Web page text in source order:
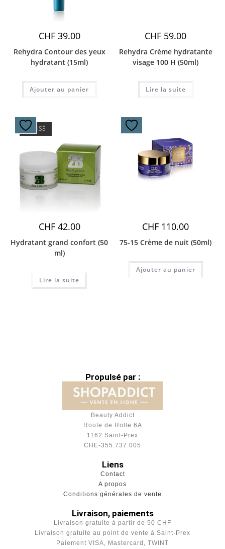
CHF39.00
Rehydra Contour des yeux
hydratant (15ml)
Ajouter au panier
CHF 59.00
Rehydra Crème hydratante
visage 100 H (50ml)
Lire la suite
ÉPUISÉ
CHF42.00
Hydratant grand confort (50
ml)
Lire la suite
CHF 110.00
75-15 Crème de nuit (50ml)
Ajouter au panier
Propulsé par :
Beauty Addict
Route de Rolle 6A
1162 Saint-Prex
CHE-355.737.005
Liens
Contact
A propos
Conditions générales de vente
Livraison, paiements
Livraison gratuite à partir de 50 CHF
Livraison gratuite au point de vente à Saint-Prex
Paiement VISA, Mastercard, TWINT